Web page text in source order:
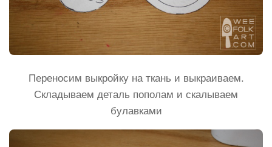
Переносим выкройку на ткань и выкраиваем.
Складываем деталь пополам и скалываем
булавками